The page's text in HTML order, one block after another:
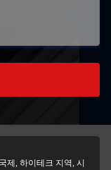
제, 하이테크 지역, 시